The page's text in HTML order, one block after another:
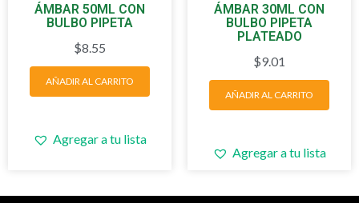
ÁMBAR 50ML CON
BULBO PIPETA
$8.55
AÑADIR AL CARRITO
Agregar a tu lista
ÁMBAR 30ML CON
BULBO PIPETA
PLATEADO
$9.01
AÑADIR AL CARRITO
Agregar a tu lista